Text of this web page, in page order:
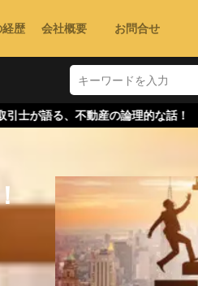
歴 会社概要 お問合せ
産の論理的な話！ 不動産売買・